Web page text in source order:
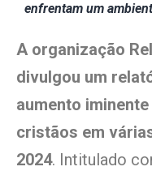
enfrentam um
A organização
divulgou um
aumento
cristãos em
2024. Intitulado